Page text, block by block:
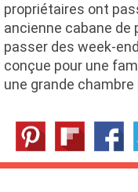
propriétaires ont
ancienne cabane de
passer des week-
conçue pour une
une grande